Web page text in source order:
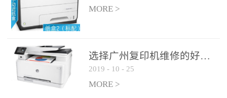
MORE >
选择广州复印机维修的好处有哪些?
2019 - 10 - 25
MORE >